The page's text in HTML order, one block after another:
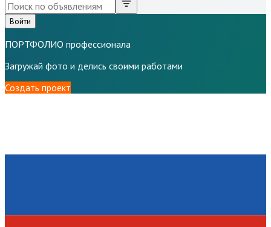
Войти
ПОРТФОЛИО профессионала
Загружай фото и делись своими работами
Создать проект